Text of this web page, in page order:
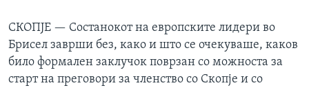
СКОПЈЕ — Состанокот на европските лидери во
Брисел заврши без, како и што се очекуваше, каков
било формален заклучок поврзан со можноста за
старт на преговори за членство со Скопје и со